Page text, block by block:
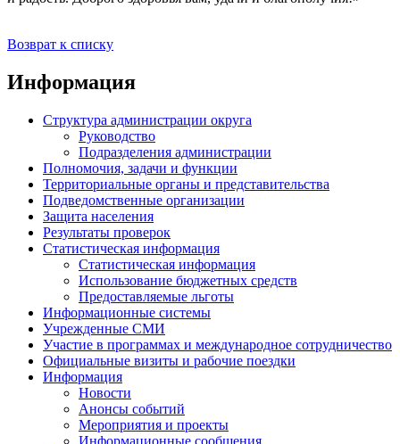
Возврат к списку
Информация
Структура администрации округа
Руководство
Подразделения администрации
Полномочия, задачи и функции
Территориальные органы и представительства
Подведомственные организации
Защита населения
Результаты проверок
Статистическая информация
Статистическая информация
Использование бюджетных средств
Предоставляемые льготы
Информационные системы
Учрежденные СМИ
Участие в программах и международное сотрудничество
Официальные визиты и рабочие поездки
Информация
Новости
Анонсы событий
Мероприятия и проекты
Информационные сообщения